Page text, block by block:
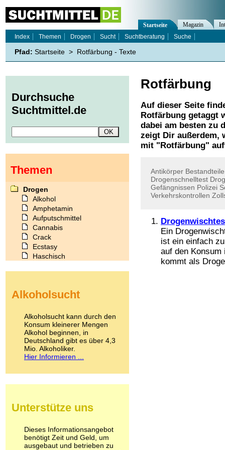
Rotfärbung
Auf dieser Seite
Rotfärbung getaggt
dabei am besten zu
zeigt Dir außerdem,
mit " Rotfärbung"
Antikörper Bestandteile
Drogenschnelltest
Gefängnissen Polizei
Verkehrskontrollen
Ein
ist ein einfach
auf den Konsum
kommt als
Startseite Magazin
Index
Themen Drogen Sucht Suchtberatung Suche
Pfad: Startseite > Rotfärbung - Texte
Durchsuche
Suchtmittel.de
Themen
Drogen
Alkohol
Amphetamin
Aufputschmittel
Cannabis
Crack
Ecstasy
Haschisch
Kokain
LSD
Marihuana
Medikamente
Meskalin
Metamphetamin
Methadon
Pilze
Psychopharmaka
Schlafmittel
Schmerzmittel
Alkoholsucht
Alkoholsucht kann durch den
Konsum kleinerer Mengen
Alkohol beginnen, in
Deutschland gibt es über 4,3
Mio. Alkoholiker.
Hier Informieren ...
Unterstütze uns
Dieses Informationsangebot
benötigt Zeit und Geld, um
ausgebaut und betrieben zu